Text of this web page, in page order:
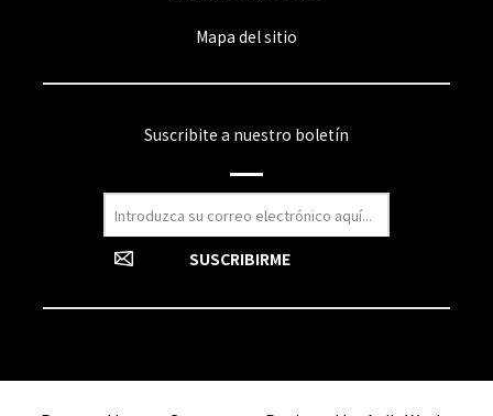
Mapa del sitio
Suscribite a nuestro boletín